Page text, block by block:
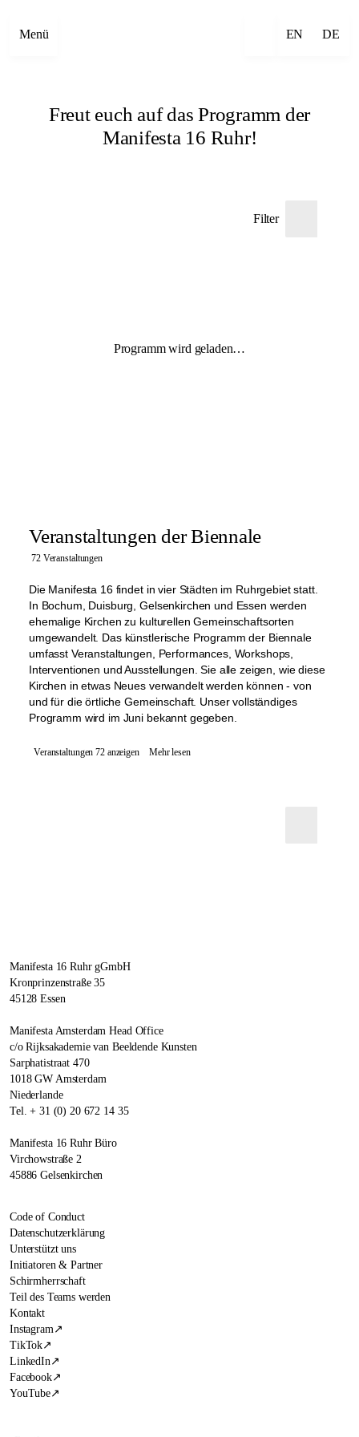
Menü EN DE
Freut euch auf das Programm der
Manifesta 16 Ruhr!
Filter
Programm wird geladen…
Veranstaltungen der Biennale
72 Veranstaltungen
Die Manifesta 16 findet in vier Städten im Ruhrgebiet statt.
In Bochum, Duisburg, Gelsenkirchen und Essen werden
ehemalige Kirchen zu kulturellen Gemeinschaftsorten
umgewandelt. Das künstlerische Programm der Biennale
umfasst Veranstaltungen, Performances, Workshops,
Interventionen und Ausstellungen. Sie alle zeigen, wie diese
Kirchen in etwas Neues verwandelt werden können - von
und für die örtliche Gemeinschaft. Unser vollständiges
Programm wird im Juni bekannt gegeben.
Veranstaltungen 72 anzeigen Mehr lesen
Manifesta 16 Ruhr gGmbH
Kronprinzenstraße 35
45128 Essen
Manifesta Amsterdam Head Office
c/o Rijksakademie van Beeldende Kunsten
Sarphatistraat 470
1018 GW Amsterdam
Niederlande
Tel. + 31 (0) 20 672 14 35
Manifesta 16 Ruhr Büro
Virchowstraße 2
45886 Gelsenkirchen
Code of Conduct
Datenschutzerklärung
Unterstützt uns
Initiatoren & Partner
Schirmherrschaft
Teil des Teams werden
Kontakt
Instagram↗
TikTok↗
LinkedIn↗
Facebook↗
YouTube↗